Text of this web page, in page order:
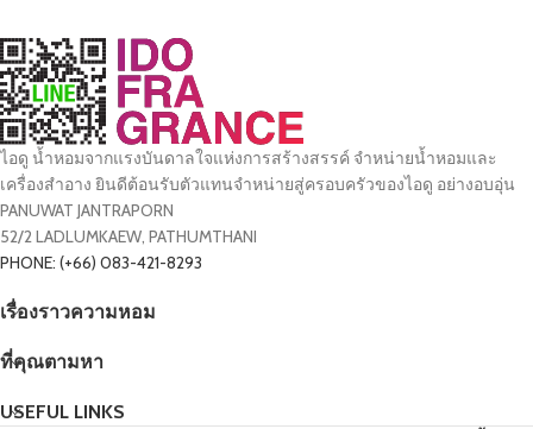
ไอดู น้ำหอมจากแรงบันดาลใจแห่งการสร้างสรรค์ จำหน่ายน้ำหอมและ
เครื่องสำอาง ยินดีต้อนรับตัวแทนจำหน่ายสู่ครอบครัวของไอดู อย่างอบอุ่น
PANUWAT JANTRAPORN
52/2 LADLUMKAEW, PATHUMTHANI
PHONE: (+66) 083-421-8293
เรื่องราวความหอม
ที่คุณตามหา
USEFUL LINKS